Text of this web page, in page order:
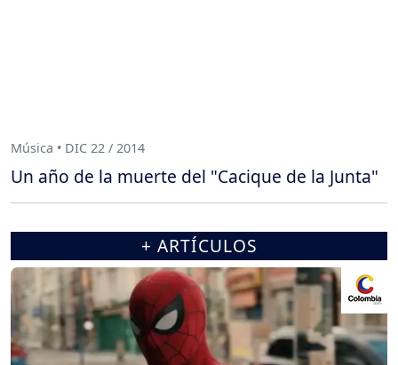
Música • DIC 22 / 2014
Un año de la muerte del "Cacique de la Junta"
+ ARTÍCULOS